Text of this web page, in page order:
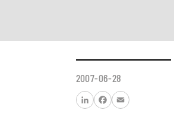
2007-06-28
FacebookEmail